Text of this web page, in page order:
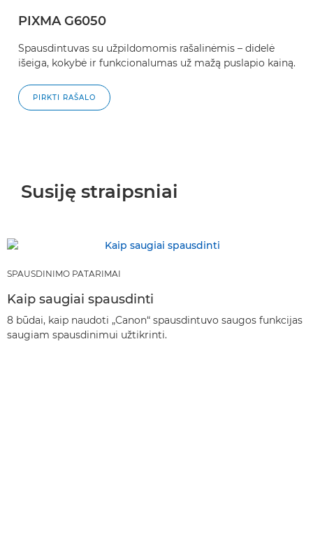
PIXMA G6050
Spausdintuvas su užpildomomis rašalinėmis – didelė
išeiga, kokybė ir funkcionalumas už mažą puslapio kainą.
PIRKTI RAŠALO
Susiję straipsniai
SPAUSDINIMO PATARIMAI
Kaip saugiai spausdinti
8 būdai, kaip naudoti „Canon“ spausdintuvo saugos funkcijas
saugiam spausdinimui užtikrinti.